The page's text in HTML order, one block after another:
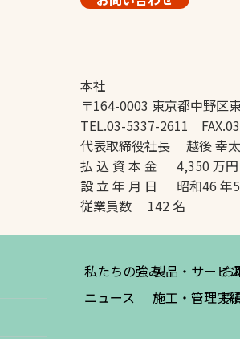
本社
〒164-0003 東京都中野区
TEL.03-5337-2611
代表取締役社長 越後 幸
払 込 資 本 金 4,350 万円
設 立 年 月 日 昭和46 年
従業員数 142 名
私たちの強み
ニュース
製品・サービ
施工・管理実
お
採